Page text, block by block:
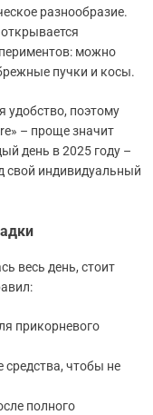
разнообразие.
можно
пучки и косы.
удобство, поэтому
– проще значит
день в 2025 году –
свой индивидуальный
весь день, стоит
прикорневого
чтобы не
полного